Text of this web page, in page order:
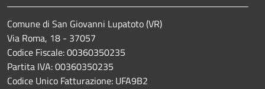
Comune di San Giovanni Lupatoto (VR)
Via Roma, 18 - 37057
Codice Fiscale: 00360350235
Partita IVA: 00360350235
Codice Unico Fatturazione: UFA9B2